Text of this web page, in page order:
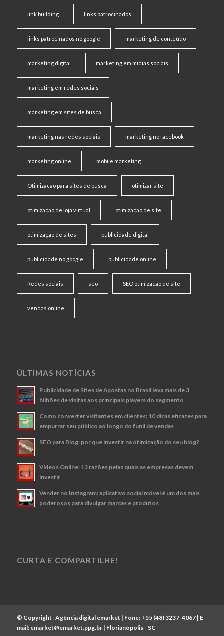
link building links patrocinados
links patrocinados no google marketing de conteúdo
marketing digital marketing em midias sociais
marketing em redes sociais
marketing em sites de busca
marketing nas redes sociais marketing no facebook
marketing online mobile marketing
Otimizacao para sites de busca otimizar site
otimizaçao de loja virtual otimizaçao de site
otimização de sites publicidade digital
publicidade no google publicidade online
Redes sociais seo SEO otimizacao de site
vendas online
ÚLTIMAS NOTÍCIAS
Publicidade de Sites de Apostas no Brasil leva mais de 3
bilhões de visitas aos principais players do segmento
Como converter visitantes em clientes: 10 dicas eficazes para
empurrar seu público ao longo do funil de vendas
SEO para Blog: por que investir na otimização do seu blog?
Vídeos Online: 13 razões pelas quais as empresas devem
investir
Vender no Instagram: aplicativo social móvel é um dos mais
poderosos para divulgar marcas e produtos
CURTA E COMPARTILHE!
© Copyright -Agência digital emarket | Fone: +55 (48) 3237-4067| E-
mail: emarket@emarket.ppg.br| Florianópolis - SC